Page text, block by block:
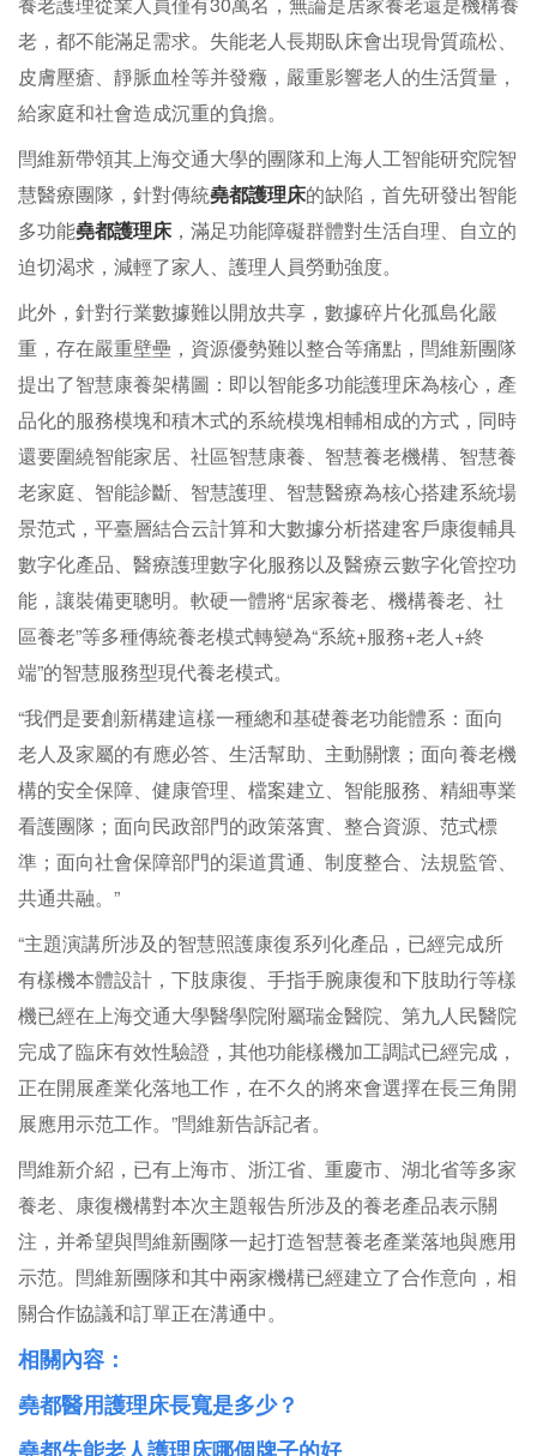
老，都不能滿足需求。失能老人長期臥床會出現骨質疏松、
皮膚壓瘡、靜脈血栓等并發癥，嚴重影響老人的生活質量，
給家庭和社會造成沉重的負擔。
閆維新帶領其上海交通大學的團隊和上海人工智能研究院智
慧醫療團隊，針對傳統堯都護理床的缺陷，首先研發出智能
多功能堯都護理床，滿足功能障礙群體對生活自理、自立的
迫切渴求，減輕了家人、護理人員勞動強度。
此外，針對行業數據難以開放共享，數據碎片化孤島化嚴
重，存在嚴重壁壘，資源優勢難以整合等痛點，閆維新團隊
提出了智慧康養架構圖：即以智能多功能護理床為核心，產
品化的服務模塊和積木式的系統模塊相輔相成的方式，同時
還要圍繞智能家居、社區智慧康養、智慧養老機構、智慧養
老家庭、智能診斷、智慧護理、智慧醫療為核心搭建系統場
景范式，平臺層結合云計算和大數據分析搭建客戶康復輔具
數字化產品、醫療護理數字化服務以及醫療云數字化管控功
能，讓裝備更聰明。軟硬一體將“居家養老、機構養老、社
區養老”等多種傳統養老模式轉變為“系統+服務+老人+終
端”的智慧服務型現代養老模式。
“我們是要創新構建這樣一種總和基礎養老功能體系：面向
老人及家屬的有應必答、生活幫助、主動關懷；面向養老機
構的安全保障、健康管理、檔案建立、智能服務、精細專業
看護團隊；面向民政部門的政策落實、整合資源、范式標
準；面向社會保障部門的渠道貫通、制度整合、法規監管、
共通共融。”
“主題演講所涉及的智慧照護康復系列化產品，已經完成所
有樣機本體設計，下肢康復、手指手腕康復和下肢助行等樣
機已經在上海交通大學醫學院附屬瑞金醫院、第九人民醫院
完成了臨床有效性驗證，其他功能樣機加工調試已經完成，
正在開展產業化落地工作，在不久的將來會選擇在長三角開
展應用示范工作。”閆維新告訴記者。
閆維新介紹，已有上海市、浙江省、重慶市、湖北省等多家
養老、康復機構對本次主題報告所涉及的養老產品表示關
注，并希望與閆維新團隊一起打造智慧養老產業落地與應用
示范。閆維新團隊和其中兩家機構已經建立了合作意向，相
關合作協議和訂單正在溝通中。
相關內容：
堯都醫用護理床長寬是多少？
堯都失能老人護理床哪個牌子的好